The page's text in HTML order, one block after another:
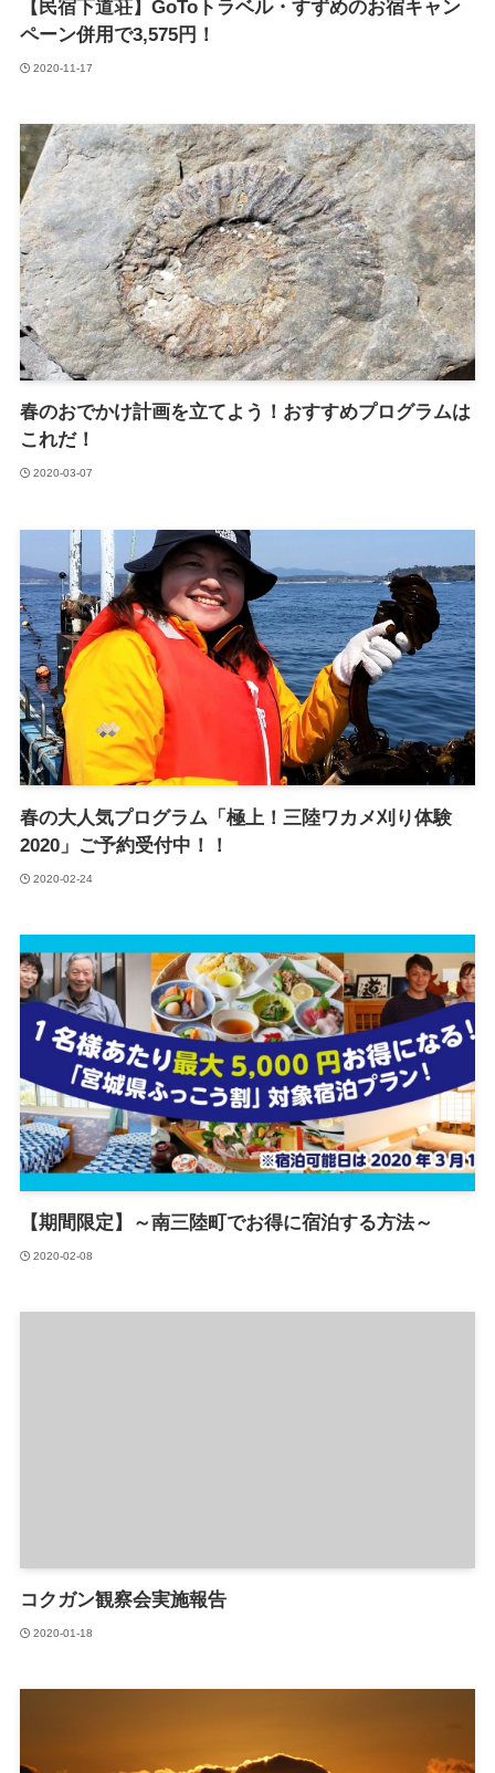
【民宿下道荘】GoToトラベル・すずめのお宿キャン
ペーン併用で3,575円！
2020-11-17
春のおでかけ計画を立てよう！おすすめプログラムは
これだ！
2020-03-07
春の大人気プログラム「極上！三陸ワカメ刈り体験
2020」ご予約受付中！！
2020-02-24
【期間限定】～南三陸町でお得に宿泊する方法～
2020-02-08
コクガン観察会実施報告
2020-01-18